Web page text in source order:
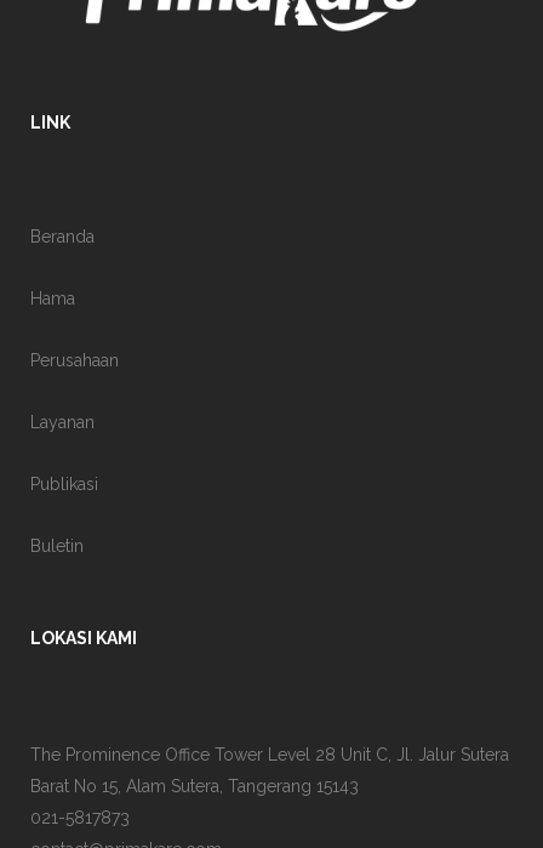
LINK
Beranda
Hama
Perusahaan
Layanan
Publikasi
Buletin
LOKASI KAMI
The Prominence Office Tower Level 28 Unit C, Jl. Jalur Sutera
Barat No 15, Alam Sutera, Tangerang 15143
021-5817873